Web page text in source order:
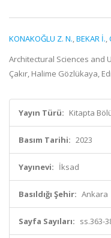
KONAKOĞLU Z. N.,BEKAR İ.,
Architectural Sciences and
Çakır, Halime Gözlükaya,
Yayın Türü: Kitapta
Basım Tarihi: 2023
Yayınevi: İksad
Basıldığı Şehir: Ankara
Sayfa Sayıları: ss.363-